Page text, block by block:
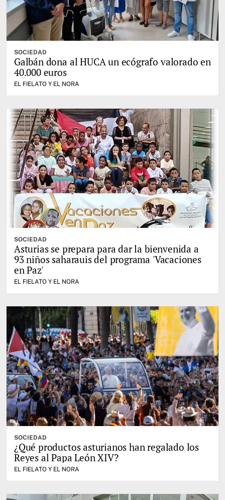
SOCIEDAD
Galbán dona al HUCA un ecógrafo valorado en
40.000 euros
EL FIELATO Y EL NORA
SOCIEDAD
Asturias se prepara para dar la bienvenida a
93 niños saharauis del programa 'Vacaciones
en Paz'
EL FIELATO Y EL NORA
SOCIEDAD
¿Qué productos asturianos han regalado los
Reyes al Papa León XIV?
EL FIELATO Y EL NORA